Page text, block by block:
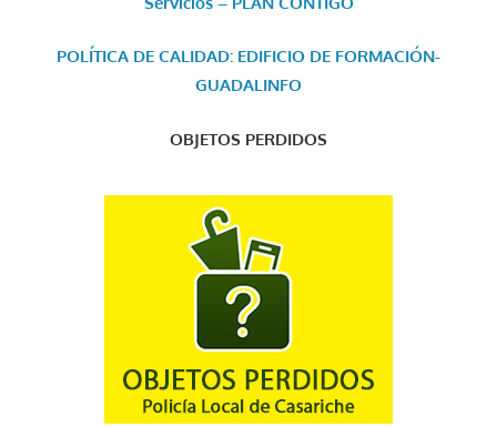
POLÍTICA DE CALIDAD: EDIFICIO DE FORMACIÓN-
GUADALINFO
OBJETOS PERDIDOS